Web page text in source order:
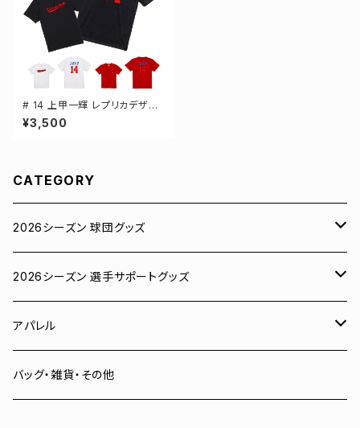
# 14 上甲一輝 レプリカデザイ
ン 3カラー 選手還元 半袖Tシャ
ツ S-XXXLサイズ 500101
¥3,500
CATEGORY
2026シーズン 球団グッズ
ユニフォーム
Tシャツ
スウェット
2026シーズン 選手サポートグッズ
# 00 蓮
# 0 岡田竜汰
アパレル
スウェット・パーカー
バッグ・雑貨・その他